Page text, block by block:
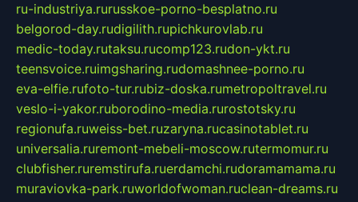
ru-industriya.rurusskoe-porno-besplatno.ru
belgorod-day.rudigilith.rupichkurovlab.ru
medic-today.rutaksu.rucomp123.rudon-ykt.ru
teensvoice.ruimgsharing.rudomashnee-porno.ru
eva-elfie.rufoto-tur.rubiz-doska.rumetropoltravel.ru
veslo-i-yakor.ruborodino-media.rurostotsky.ru
regionufa.ruweiss-bet.ruzaryna.rucasinotablet.ru
universalia.ruremont-mebeli-moscow.rutermomur.ru
clubfisher.ruremstirufa.ruerdamchi.rudoramamama.ru
muraviovka-park.ruworldofwoman.ruclean-dreams.ru